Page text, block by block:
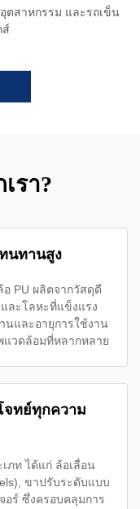
ตสาหกรรม และรถเข็น
ส์
รา?
นทานสูง
PU ผลิตจากวัสดุดี
ละโลหะที่แข็งแรง
และอายุการใช้งาน
แวดล้อมที่หลากหลาย
ทย์ทุกความ
ภท ได้แก่ ล้อเลื่อน
ขาปรับระดับแบบ
อร์ ซึ่งครอบคลุมการ